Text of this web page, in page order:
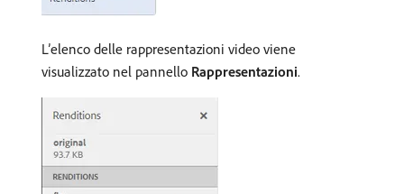
L’elenco delle rappresentazioni video viene
visualizzato nel pannello Rappresentazioni.